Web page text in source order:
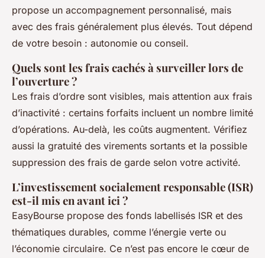
propose un accompagnement personnalisé, mais
avec des frais généralement plus élevés. Tout dépend
de votre besoin : autonomie ou conseil.
Quels sont les frais cachés à surveiller lors de
l’ouverture ?
Les frais d’ordre sont visibles, mais attention aux frais
d’inactivité : certains forfaits incluent un nombre limité
d’opérations. Au-delà, les coûts augmentent. Vérifiez
aussi la gratuité des virements sortants et la possible
suppression des frais de garde selon votre activité.
L’investissement socialement responsable (ISR)
est-il mis en avant ici ?
EasyBourse propose des fonds labellisés ISR et des
thématiques durables, comme l’énergie verte ou
l’économie circulaire. Ce n’est pas encore le cœur de